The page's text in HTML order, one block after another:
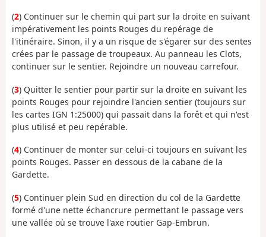
(2) Continuer sur le chemin qui part sur la droite en suivant
impérativement les points Rouges du repérage de
l'itinéraire. Sinon, il y a un risque de s'égarer sur des sentes
crées par le passage de troupeaux. Au panneau les Clots,
continuer sur le sentier. Rejoindre un nouveau carrefour.
(3) Quitter le sentier pour partir sur la droite en suivant les
points Rouges pour rejoindre l'ancien sentier (toujours sur
les cartes IGN 1:25000) qui passait dans la forêt et qui n'est
plus utilisé et peu repérable.
(4) Continuer de monter sur celui-ci toujours en suivant les
points Rouges. Passer en dessous de la cabane de la
Gardette.
(5) Continuer plein Sud en direction du col de la Gardette
formé d'une nette échancrure permettant le passage vers
une vallée où se trouve l'axe routier Gap-Embrun.